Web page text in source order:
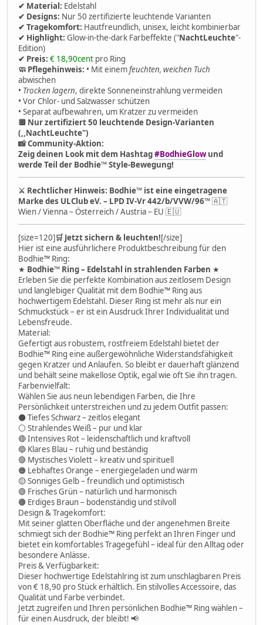
✔ Material: Edelstahl
✔ Designs: Nur 50 zertifizierte leuchtende Varianten
✔ Tragekomfort: Hautfreundlich, unisex, leicht kombinierbar
✔ Highlight: Glow-in-the-dark Farbeffekte ("NachtLeuchte"-
Edition)
✔ Preis: € 18,90cent pro Ring
🧼 Pflegehinweis: • Mit einemfeuchten, weichen Tuch
abwischen
• Trocken lagern, direkte Sonneneinstrahlung vermeiden
• Vor Chlor- und Salzwasser schützen
• Separat aufbewahren, um Kratzer zu vermeiden
🔲 Nur zertifiziert 50 leuchtende Design-Varianten
(,,NachtLeuchte")
📸 Community-Aktion:
Zeig deinen Look mit dem Hashtag#BodhieGlowund
werde Teil der Bodhie™ Style-Bewegung!
⚔ Rechtlicher Hinweis: Bodhie™ ist eine eingetragene
Marke des ULClub eV. – LPD IV-Vr 442/b/VVW/96™🇦🇹
Wien / Vienna – Österreich / Austria – EU 🇪🇺
[size=120]🛒 Jetzt sichern & leuchten![/size]
Hier ist eine ausführlichere Produktbeschreibung für den
Bodhie™ Ring:
★ Bodhie™ Ring – Edelstahl in strahlenden Farben ★
Erleben Sie die perfekte Kombination aus zeitlosem Design
und langlebiger Qualität mit dem Bodhie™ Ring aus
hochwertigem Edelstahl. Dieser Ring ist mehr als nur ein
Schmuckstück – er ist ein Ausdruck Ihrer Individualität und
Lebensfreude.
Material:
Gefertigt aus robustem, rostfreiem Edelstahl bietet der
Bodhie™ Ring eine außergewöhnliche Widerstandsfähigkeit
gegen Kratzer und Anlaufen. So bleibt er dauerhaft glänzend
und behält seine makellose Optik, egal wie oft Sie ihn tragen.
Farbenvielfalt:
Wählen Sie aus neun lebendigen Farben, die Ihre
Persönlichkeit unterstreichen und zu jedem Outfit passen:
⚫️ Tiefes Schwarz – zeitlos elegant
⚪️ Strahlendes Weiß – pur und klar
🔴 Intensives Rot – leidenschaftlich und kraftvoll
🔵 Klares Blau – ruhig und beständig
🟣 Mystisches Violett – kreativ und spirituell
🟠 Lebhaftes Orange – energiegeladen und warm
🟡 Sonniges Gelb – freundlich und optimistisch
🟢 Frisches Grün – natürlich und harmonisch
🟤 Erdiges Braun – bodenständig und stilvoll
Design & Tragekomfort:
Mit seiner glatten Oberfläche und der angenehmen Breite
schmiegt sich der Bodhie™ Ring perfekt an Ihren Finger und
bietet ein komfortables Tragegefühl – ideal für den Alltag oder
besondere Anlässe.
Preis & Verfügbarkeit:
Dieser hochwertige Edelstahlring ist zum unschlagbaren Preis
von € 18,90 pro Stück erhältlich. Ein stilvolles Accessoire, das
Qualität und Farbe verbindet.
Jetzt zugreifen und Ihren persönlichen Bodhie™ Ring wählen –
für einen Ausdruck, der bleibt! 📢